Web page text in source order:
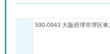
590-0943 大阪府堺市堺区